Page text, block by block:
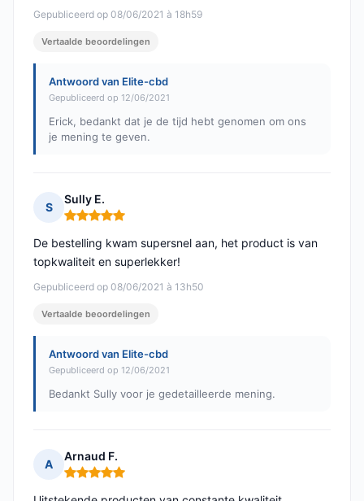
Gepubliceerd op 08/06/2021 à 18h59
Vertaalde beoordelingen
Antwoord van Elite-cbd
Gepubliceerd op 12/06/2021
Erick, bedankt dat je de tijd hebt genomen om ons
je mening te geven.
S
Sully E.
Opmerking: 5 van 5
Gepubliceerd op 08/06/2021 à 13h50
De bestelling kwam supersnel aan, het product is van
topkwaliteit en superlekker!
Vertaalde beoordelingen
Antwoord van Elite-cbd
Gepubliceerd op 12/06/2021
Bedankt Sully voor je gedetailleerde mening.
A
Arnaud F.
Opmerking: 5 van 5